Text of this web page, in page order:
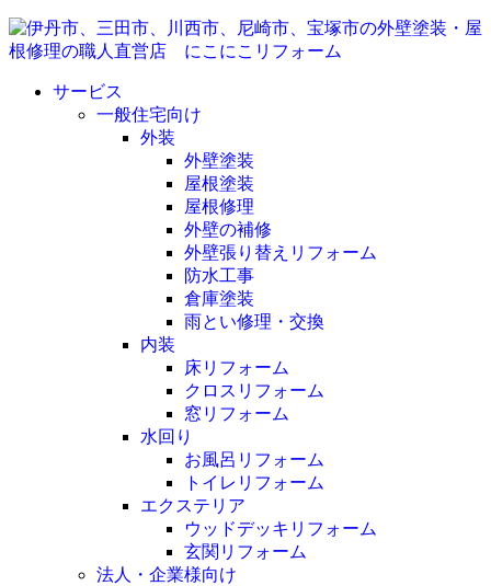
サービス
一般住宅向け
外装
外壁塗装
屋根塗装
屋根修理
外壁の補修
外壁張り替えリフォーム
防水工事
倉庫塗装
雨とい修理・交換
内装
床リフォーム
クロスリフォーム
窓リフォーム
水回り
お風呂リフォーム
トイレリフォーム
エクステリア
ウッドデッキリフォーム
玄関リフォーム
法人・企業様向け